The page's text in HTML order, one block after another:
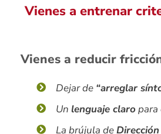
Vienes a entrenar
Vienes a reducir
Dejar de “arreglar
Un lenguaje claropara
La brújula de